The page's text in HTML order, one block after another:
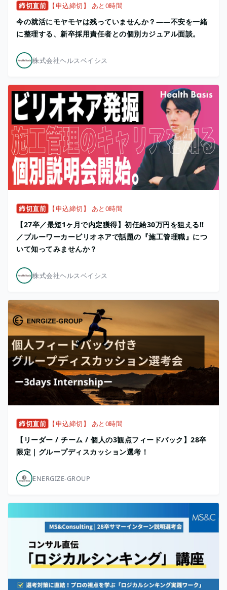
締切直前 【申込締切】 あと0時間
今の就活にモヤモヤは残っていませんか？——不安を一緒
に整理する、新卒採用責任者との個別カジュアル面談。
株式会社ヘルスベイシス
締切直前 【申込締切】 あと0時間
【27卒／最短1ヶ月で内定獲得】初任給30万円を狙える!!
／ブルーワーカービリオネアで話題の『施工管理職』につ
いて知ってみませんか？
株式会社ヘルスベイシス
締切直前 【申込締切】 あと0時間
【リーダー / チーム / 個人の3観点フィードバック】28卒
限定｜グループディスカッション選考！
ENERGIZE-GROUP